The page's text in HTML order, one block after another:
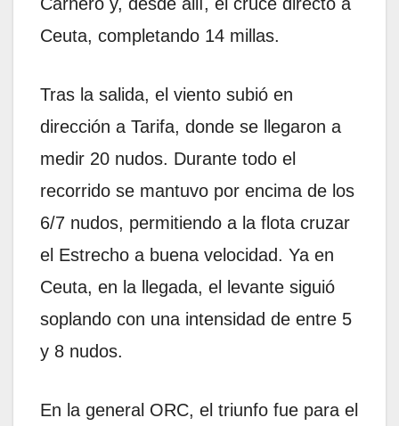
Ceuta, completando 14 millas.
Tras la salida, el viento subió en
dirección a Tarifa, donde se llegaron a
medir 20 nudos. Durante todo el
recorrido se mantuvo por encima de los
6/7 nudos, permitiendo a la flota cruzar
el Estrecho a buena velocidad. Ya en
Ceuta, en la llegada, el levante siguió
soplando con una intensidad de entre 5
y 8 nudos.
En la general ORC, el triunfo fue para el